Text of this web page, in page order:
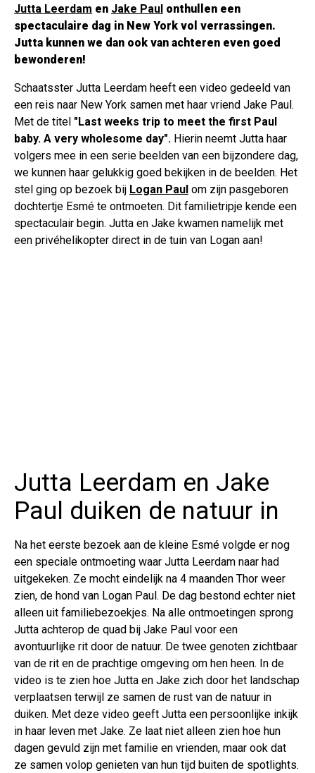
Jutta Leerdam en Jake Paul onthullen een
spectaculaire dag in New York vol verrassingen.
Jutta kunnen we dan ook van achteren even goed
bewonderen!
Schaatsster Jutta Leerdam heeft een video gedeeld van
een reis naar New York samen met haar vriend Jake Paul.
Met de titel "Last weeks trip to meet the first Paul
baby. A very wholesome day". Hierin neemt Jutta haar
volgers mee in een serie beelden van een bijzondere dag,
we kunnen haar gelukkig goed bekijken in de beelden. Het
stel ging op bezoek bij Logan Paul om zijn pasgeboren
dochtertje Esmé te ontmoeten. Dit familietripje kende een
spectaculair begin. Jutta en Jake kwamen namelijk met
een privéhelikopter direct in de tuin van Logan aan!
Jutta Leerdam en Jake
Paul duiken de natuur in
Na het eerste bezoek aan de kleine Esmé volgde er nog
een speciale ontmoeting waar Jutta Leerdam naar had
uitgekeken. Ze mocht eindelijk na 4 maanden Thor weer
zien, de hond van Logan Paul. De dag bestond echter niet
alleen uit familiebezoekjes. Na alle ontmoetingen sprong
Jutta achterop de quad bij Jake Paul voor een
avontuurlijke rit door de natuur. De twee genoten zichtbaar
van de rit en de prachtige omgeving om hen heen. In de
video is te zien hoe Jutta en Jake zich door het landschap
verplaatsen terwijl ze samen de rust van de natuur in
duiken. Met deze video geeft Jutta een persoonlijke inkijk
in haar leven met Jake. Ze laat niet alleen zien hoe hun
dagen gevuld zijn met familie en vrienden, maar ook dat
ze samen volop genieten van hun tijd buiten de spotlights.